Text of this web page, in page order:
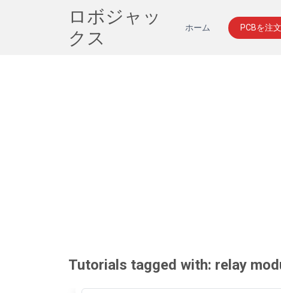
ロボジャッ
クス
ホーム PCBを注
Tutorials tagged with: relay